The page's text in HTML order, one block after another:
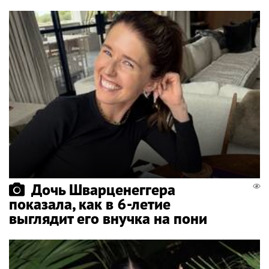
Дочь Шварценеггера
показала, как в 6-летие
выглядит его внучка на пони